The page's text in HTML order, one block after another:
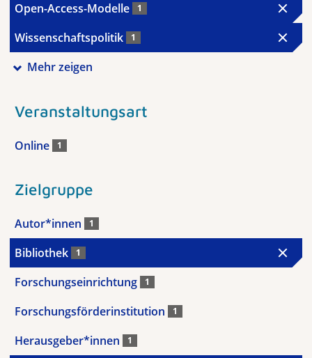
Open-Access-Modelle 1
Wissenschaftspolitik 1
Mehr zeigen
Veranstaltungsart
Online 1
Zielgruppe
Autor*innen 1
Bibliothek 1
Forschungseinrichtung 1
Forschungsförderinstitution 1
Herausgeber*innen 1